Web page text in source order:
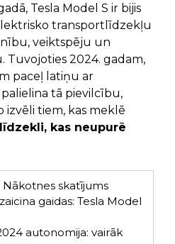
Tesla Model S ir bijis
transportlīdzekļu
veiktspēju un
2024. gadam,
paceļ latiņu ar
tā pievilcību,
izvēli tiem, kas meklē
kas neupurē
Nākotnes skatījums
gaidas: Tesla Model
autonomija: vairāk